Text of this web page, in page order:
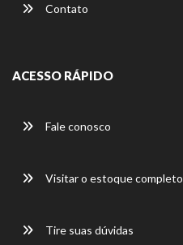
Contato
ACESSO RÁPIDO
Fale conosco
Visitar o estoque completo
Tire suas dúvidas